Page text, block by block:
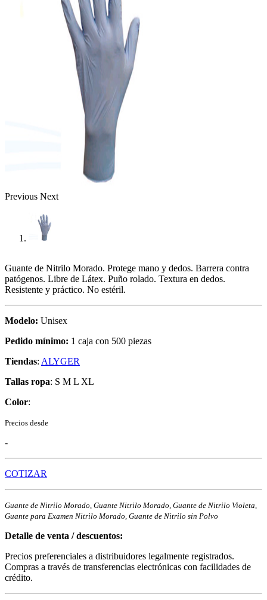
Previous Next
Guante de Nitrilo Morado. Protege mano y dedos. Barrera contra
patógenos. Libre de Látex. Puño rolado. Textura en dedos.
Resistente y práctico. No estéril.
Modelo: Unisex
Pedido mínimo: 1 caja con 500 piezas
Tiendas: ALYGER
Tallas ropa: S M L XL
Color:
Precios desde
-
COTIZAR
Guante de Nitrilo Morado, Guante Nitrilo Morado, Guante de Nitrilo Violeta,
Guante para Examen Nitrilo Morado, Guante de Nitrilo sin Polvo
Detalle de venta / descuentos:
Precios preferenciales a distribuidores legalmente registrados.
Compras a través de transferencias electrónicas con facilidades de
crédito.